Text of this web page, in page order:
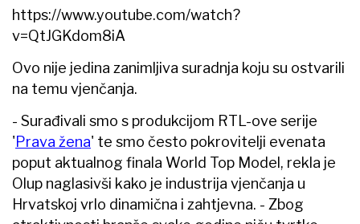
https://www.youtube.com/watch?
v=QtJGKdom8iA
Ovo nije jedina zanimljiva suradnja koju su ostvarili
na temu vjenčanja.
- Surađivali smo s produkcijom RTL-ove serije
'Prava žena' te smo često pokrovitelji evenata
poput aktualnog finala World Top Model, rekla je
Olup naglasivši kako je industrija vjenčanja u
Hrvatskoj vrlo dinamična i zahtjevna. - Zbog